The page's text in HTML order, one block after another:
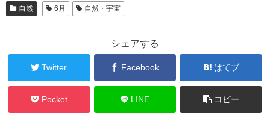
自然 6月 自然・宇宙
シェアする
Twitter Facebook はてブ
Pocket LINE コピー